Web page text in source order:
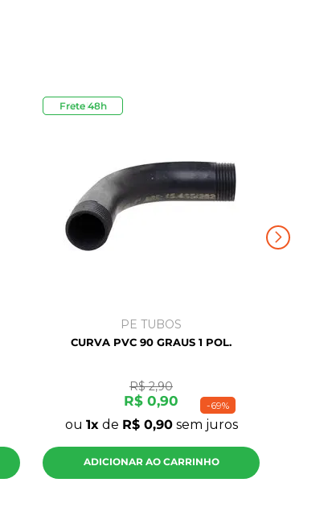
-69%
Outlet
Frete 48h
PE TUBOS
CURVA PVC 90 GRAUS 1 POL.
R$ 2,90
R$ 0,90
ou 1 de R$ 0,90sem juros
ADICIONAR AO CARRINHO